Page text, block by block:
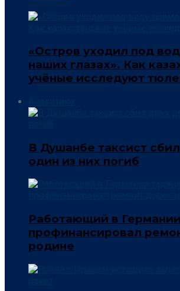
«Остров уходил под
наших глазах». Как
учёные исследуют
В Душанбе таксист
один из них погиб
Работающий в
профинансировал
родине